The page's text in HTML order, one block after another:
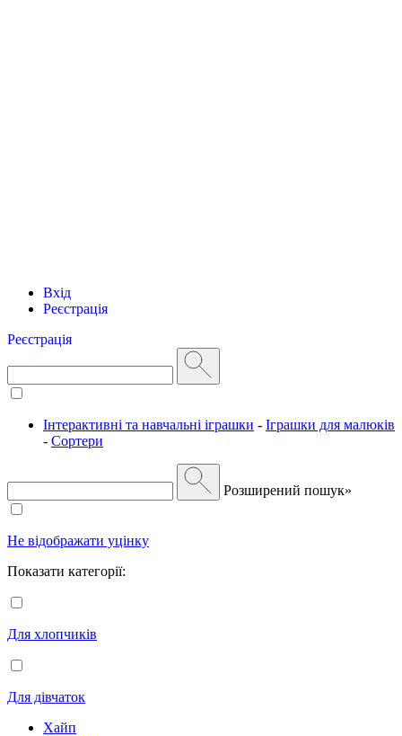
Вхід
Реєстрація
Реєстрація
Інтерактивні та навчальні іграшки - Іграшки для малюків
- Сортери
Розширений пошук»
Не відображати уцінку
Показати категорії:
Для хлопчиків
Для дівчаток
Хайп